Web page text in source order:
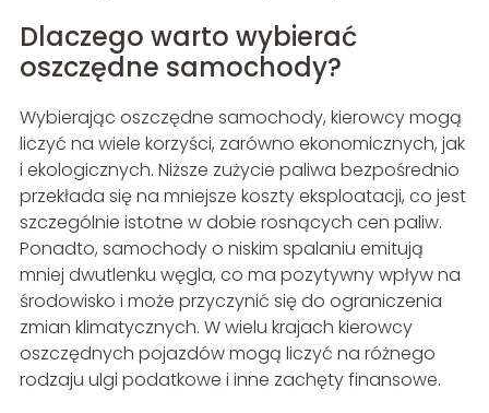
Dlaczego warto wybierać
oszczędne samochody?
Wybierając oszczędne samochody, kierowcy mogą
liczyć na wiele korzyści, zarówno ekonomicznych, jak
i ekologicznych. Niższe zużycie paliwa bezpośrednio
przekłada się na mniejsze koszty eksploatacji, co jest
szczególnie istotne w dobie rosnących cen paliw.
Ponadto, samochody o niskim spalaniu emitują
mniej dwutlenku węgla, co ma pozytywny wpływ na
środowisko i może przyczynić się do ograniczenia
zmian klimatycznych. W wielu krajach kierowcy
oszczędnych pojazdów mogą liczyć na różnego
rodzaju ulgi podatkowe i inne zachęty finansowe.